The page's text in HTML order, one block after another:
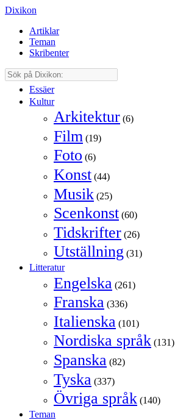
Dixikon
Artiklar
Teman
Skribenter
Essäer
Kultur
Arkitektur (6)
Film (19)
Foto (6)
Konst (44)
Musik (25)
Scenkonst (60)
Tidskrifter (26)
Utställning (31)
Litteratur
Engelska (261)
Franska (336)
Italienska (101)
Nordiska språk (131)
Spanska (82)
Tyska (337)
Övriga språk (140)
Teman